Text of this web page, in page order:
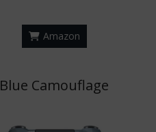
Amazon
Blue Camouflage